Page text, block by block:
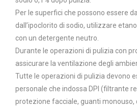
Per le superfici che possono essere
dall’ipoclorito di sodio, utilizzare
con un detergente neutro.
Durante le operazioni di pulizia con
assicurare la ventilazione degli
Tutte le operazioni di pulizia devono
personale che indossa DPI (filtrante
protezione facciale, guanti monouso,